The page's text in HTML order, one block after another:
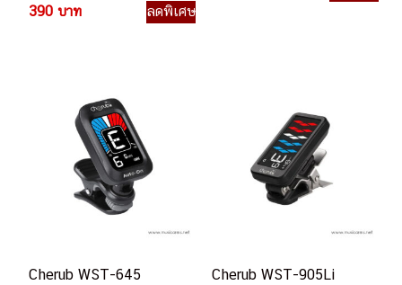
390 บาท
ลดพิเศษ
Cherub WST-645
Cherub WST-905Li